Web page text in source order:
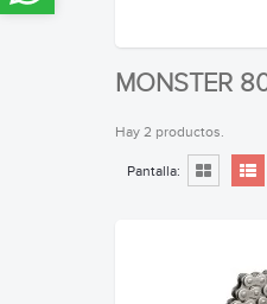
MONSTER
Hay 2 productos.
Pantalla: